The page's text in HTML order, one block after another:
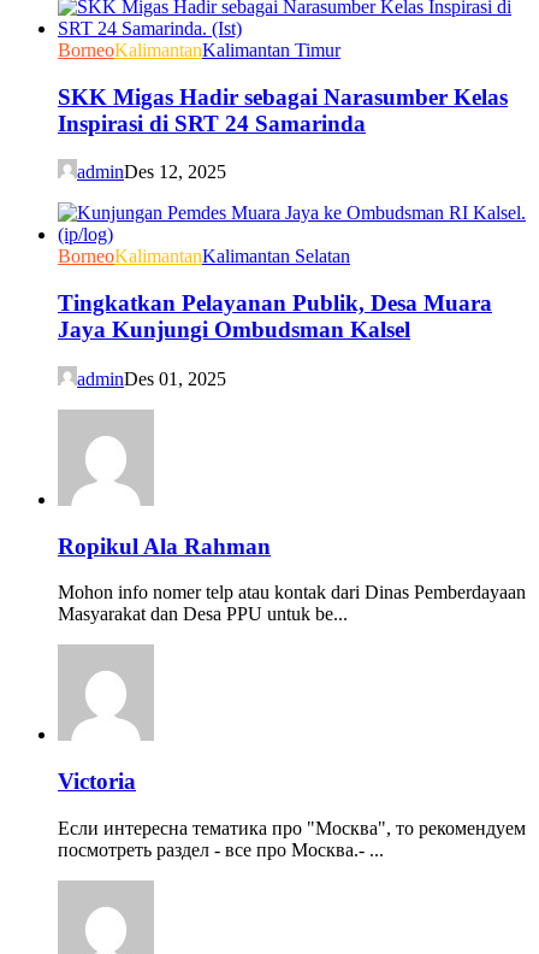
BorneoKalimantanKalimantan Timur
SKK Migas Hadir sebagai Narasumber Kelas
Inspirasi di SRT 24 Samarinda
adminDes 12, 2025
BorneoKalimantanKalimantan Selatan
Tingkatkan Pelayanan Publik, Desa Muara
Jaya Kunjungi Ombudsman Kalsel
adminDes 01, 2025
Ropikul Ala Rahman
Mohon info nomer telp atau kontak dari Dinas Pemberdayaan
Masyarakat dan Desa PPU untuk be...
Victoria
Если интересна тематика про "Москва", то рекомендуем
посмотреть раздел - все про Москва.- ...